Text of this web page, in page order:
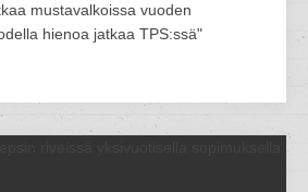
mustavalkoissa vuoden
hienoa jatkaa TPS:ssä"